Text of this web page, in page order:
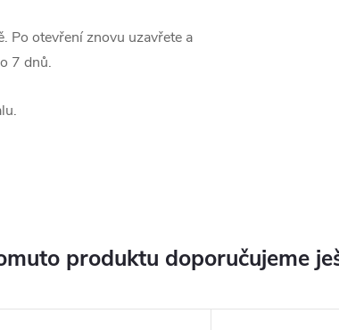
Po otevření znovu uzavřete a
7 dnů.
produktu doporučujeme